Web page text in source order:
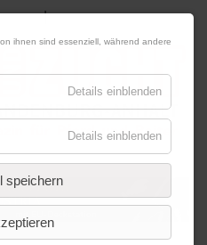
Kontakt|Datenschutz
ihnen sind essenziell, während andere
Details einblenden
Details einblenden
speichern